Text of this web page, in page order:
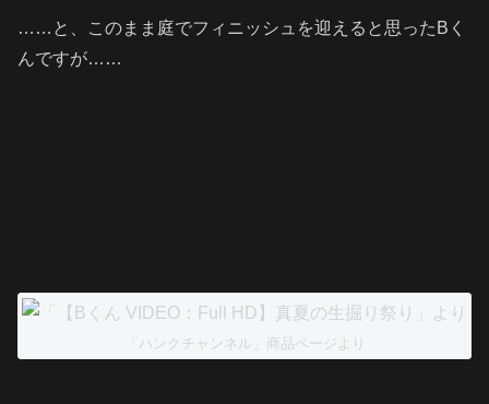
……と、このまま庭でフィニッシュを迎えると思ったBく
んですが……
「ハンクチャンネル」商品ページより